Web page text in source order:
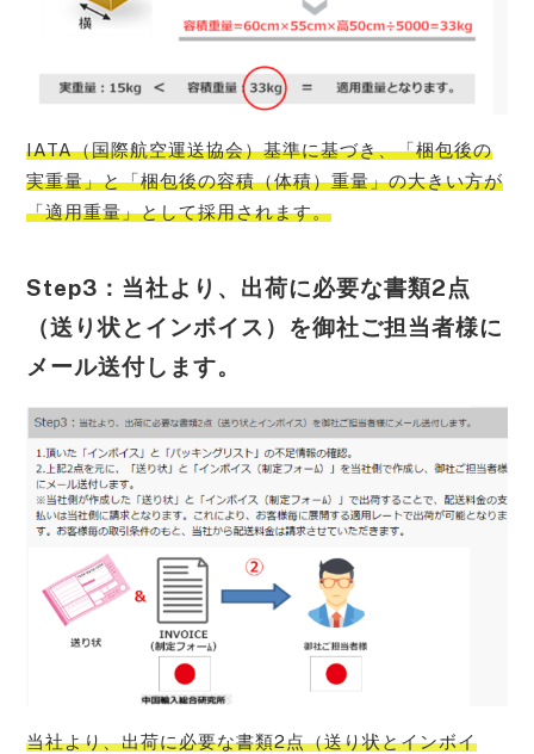
IATA（国際航空運送協会）基準に基づき、「梱包後の
実重量」と「梱包後の容積（体積）重量」の大きい方が
「適用重量」として採用されます。
Step3：当社より、出荷に必要な書類2点
（送り状とインボイス）を御社ご担当者様に
メール送付します。
当社より、出荷に必要な書類2点（送り状とインボイ